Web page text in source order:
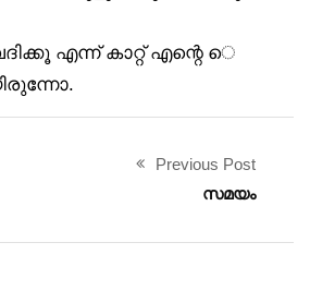
എന്ന് കാറ്റ് എന്റെ െ
Previous Post
സമയം